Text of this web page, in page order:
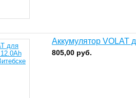
Аккумулятор VOLAT
805,00 руб.